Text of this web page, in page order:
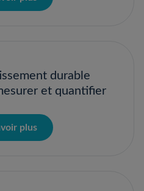
durable
et quantifier
plus